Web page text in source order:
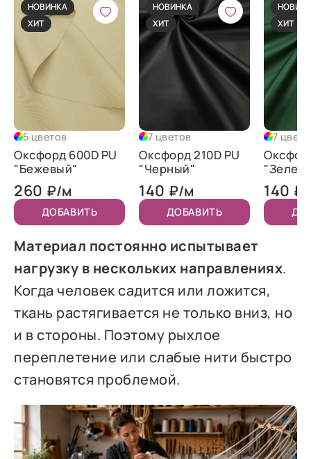
НОВИНКА
ХИТ
5 цветов
Оксфорд 600D PU
"Бежевый"
260 ₽/м
ДОБАВИТЬ
НОВИНКА
ХИТ
7 цветов
Оксфорд 210D PU
"Черный"
140 ₽/м
ДОБАВИТЬ
ХИТ
7
140
Материал постоянно испытывает
нагрузку в нескольких направлениях.
Когда человек садится или ложится,
ткань растягивается не только вниз, но
и в стороны. Поэтому рыхлое
переплетение или слабые нити быстро
становятся проблемой.